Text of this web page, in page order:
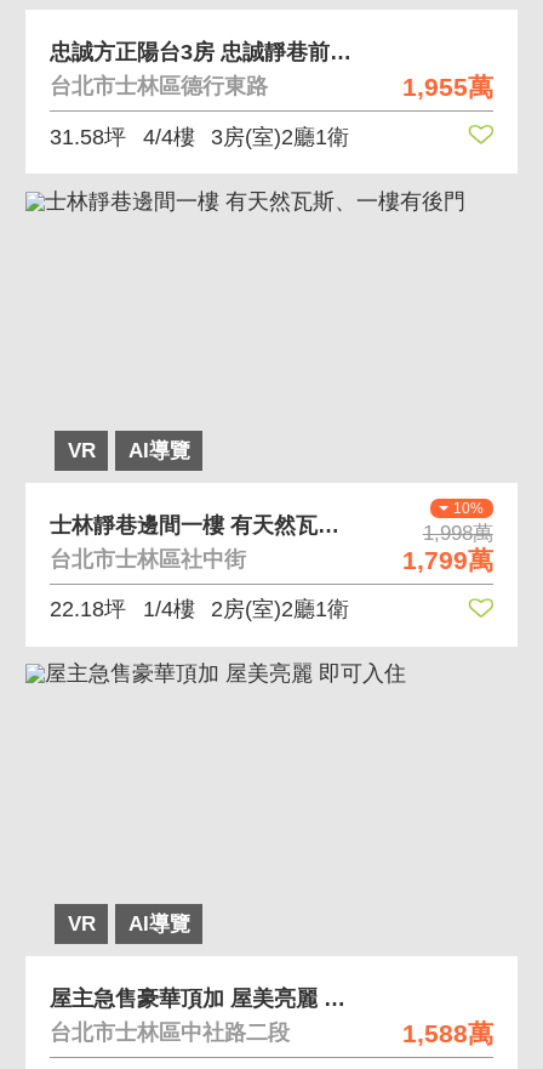
1,955萬
忠誠方正陽台3房 忠誠靜巷前後陽台方正格局好規劃
台北市士林區德行東路
31.58坪 4/4樓 3房(室)2廳1衛
VR AI導覽
10%
1,998萬
1,799萬
士林靜巷邊間一樓 有天然瓦斯、一樓有後門
台北市士林區社中街
22.18坪 1/4樓 2房(室)2廳1衛
VR AI導覽
1,588萬
屋主急售豪華頂加 屋美亮麗 即可入住
台北市士林區中社路二段